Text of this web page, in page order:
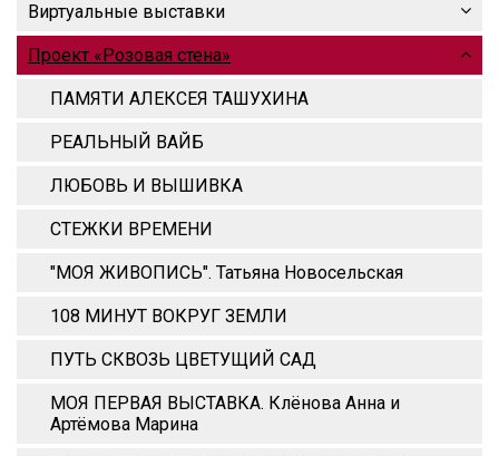
Виртуальные выставки
Проект «Розовая стена»
ПАМЯТИ АЛЕКСЕЯ ТАШУХИНА
РЕАЛЬНЫЙ ВАЙБ
ЛЮБОВЬ И ВЫШИВКА
СТЕЖКИ ВРЕМЕНИ
"МОЯ ЖИВОПИСЬ". Татьяна Новосельская
108 МИНУТ ВОКРУГ ЗЕМЛИ
ПУТЬ СКВОЗЬ ЦВЕТУЩИЙ САД
МОЯ ПЕРВАЯ ВЫСТАВКА. Клёнова Анна и
Артёмова Марина